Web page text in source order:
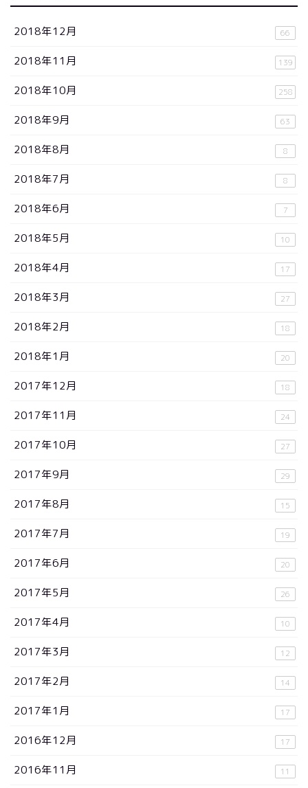
2018年12月 66
2018年11月 139
2018年10月 258
2018年9月 63
2018年8月 8
2018年7月 8
2018年6月 7
2018年5月 10
2018年4月 17
2018年3月 27
2018年2月 18
2018年1月 20
2017年12月 18
2017年11月 24
2017年10月 27
2017年9月 29
2017年8月 15
2017年7月 19
2017年6月 20
2017年5月 26
2017年4月 10
2017年3月 12
2017年2月 14
2017年1月 17
2016年12月 17
2016年11月 11